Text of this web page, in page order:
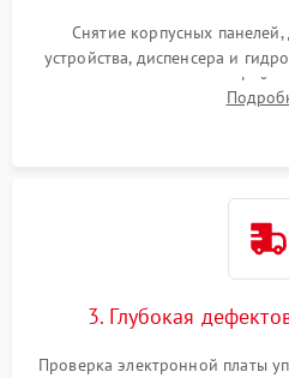
Снятие корпусных
устройства, диспенсера и
внутренних узлов от
Промывка дренажных каналов и
3. Глубокая
Проверка электронной платы